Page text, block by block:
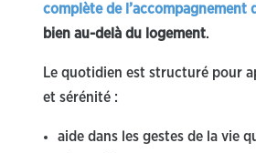
complète de l’accompagnement
bien au-delà du logement.
Le quotidien est structuré pour
et sérénité :
aide dans les gestes de la vie